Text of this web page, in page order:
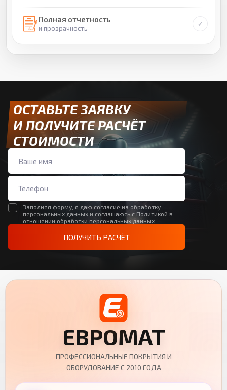
Полная отчетность
и прозрачность
ОСТАВЬТЕ ЗАЯВКУ
И ПОЛУЧИТЕ РАСЧЁТ
СТОИМОСТИ
Заполняя форму, я даю согласие на обработку
персональных данных и соглашаюсь с Политикой в
отношении обработки персональных данных
ПОЛУЧИТЬ РАСЧЁТ
ЕВРОМАТ
ПРОФЕССИОНАЛЬНЫЕ ПОКРЫТИЯ И
ОБОРУДОВАНИЕ С 2010 ГОДА